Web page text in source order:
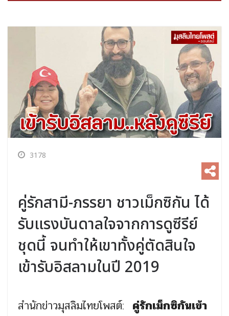
3178
คู่รักสามี-ภรรยา ชาวเม็กซิกัน ได้
รับแรงบันดาลใจจากการดูซีรีย์
ชุดนี้ จนทำให้เขาทั้งคู่ตัดสินใจ
เข้ารับอิสลามในปี 2019
สำนักข่าวมุสลิมไทยโพสต์: คู่รักเม็กซิกันเข้า